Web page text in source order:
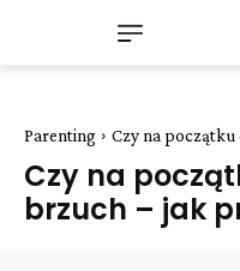
Parenting Czy na początku
Czy na
brzuch – jak